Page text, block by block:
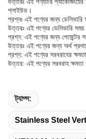
প্লাইউড।
প্রশ্নঃ এই পণ্যের জন্য ডেলিভারি
উত্তরঃ এই পণ্যের ডেলিভারি
প্রশ্ন: এই পণ্যের জন্য পেমেন্টের
উত্তরঃ এই পণ্যের জন্য অর্থ
প্রশ্ন: এই পণ্যের সরবরাহের
উত্তর: এই পণ্যের সরবরাহ ক্ষমতা
ট্যাগ্স:
Stainless Steel